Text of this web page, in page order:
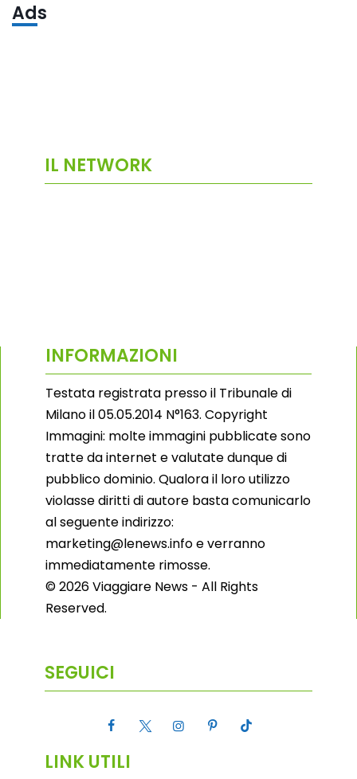
Ads
IL NETWORK
INFORMAZIONI
Testata registrata presso il Tribunale di
Milano il 05.05.2014 N°163. Copyright
Immagini: molte immagini pubblicate sono
tratte da internet e valutate dunque di
pubblico dominio. Qualora il loro utilizzo
violasse diritti di autore basta comunicarlo
al seguente indirizzo:
marketing@lenews.info e verranno
immediatamente rimosse.
© 2026 Viaggiare News - All Rights
Reserved.
SEGUICI
LINK UTILI